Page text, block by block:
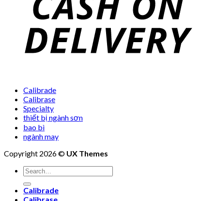
Calibrade
Calibrase
Specialty
thiết bị ngành sơn
bao bì
ngành may
Copyright 2026 © UX Themes
Search
for:
Calibrade